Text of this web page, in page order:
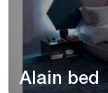
Alain bed